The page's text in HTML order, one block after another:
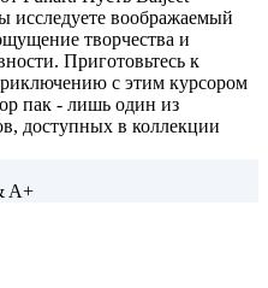
исследуете воображаемый
творчества и
Приготовьтесь к
с этим курсором
пак - лишь один из
доступных в коллекции
A+